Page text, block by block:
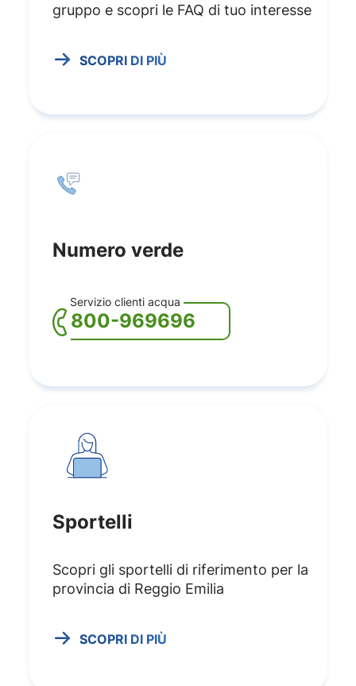
gruppo e scopri le FAQ di tuo interesse
SCOPRI DI PIÙ
Numero verde
Servizio clienti acqua
800-969696
Sportelli
Scopri gli sportelli di riferimento per la
provincia di Reggio Emilia
SCOPRI DI PIÙ